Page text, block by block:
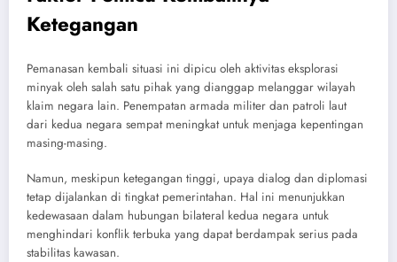
Ketegangan
Pemanasan kembali situasi ini dipicu oleh aktivitas eksplorasi
minyak oleh salah satu pihak yang dianggap melanggar wilayah
klaim negara lain. Penempatan armada militer dan patroli laut
dari kedua negara sempat meningkat untuk menjaga kepentingan
masing-masing.
Namun, meskipun ketegangan tinggi, upaya dialog dan diplomasi
tetap dijalankan di tingkat pemerintahan. Hal ini menunjukkan
kedewasaan dalam hubungan bilateral kedua negara untuk
menghindari konflik terbuka yang dapat berdampak serius pada
stabilitas kawasan.